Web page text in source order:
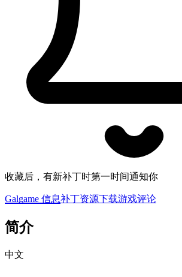
收藏后，有新补丁时第一时间通知你
Galgame 信息补丁资源下载游戏评论
简介
中文